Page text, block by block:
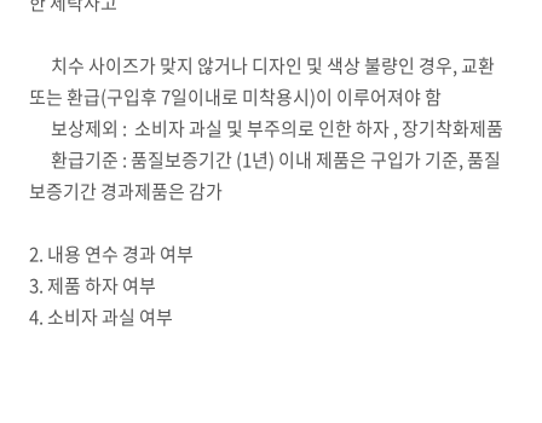
치수 사이즈가 맞지 않거나 디자인 및 색상 불량인 경우, 교환
또는 환급(구입후 7일이내로 미착용시)이 이루어져야 함
보상제외 : 소비자 과실 및 부주의로 인한 하자 , 장기착화제품
환급기준 : 품질보증기간 (1년) 이내 제품은 구입가 기준, 품질
보증기간 경과제품은 감가
2. 내용 연수 경과 여부
3. 제품 하자 여부
4. 소비자 과실 여부